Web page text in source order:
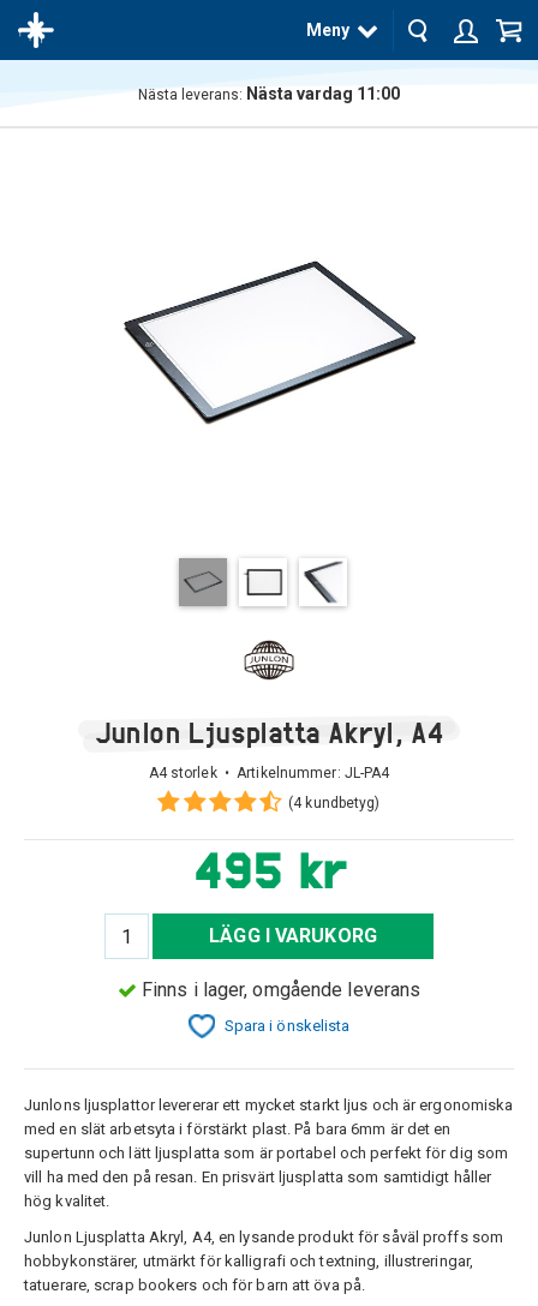
Meny
Nästa leverans: Nästa vardag 11:00
Junlon Ljusplatta Akryl, A4
A4 storlek • Artikelnummer: JL-PA4
(4 kundbetyg)
495 kr
LÄGG I VARUKORG
Finns i lager, omgående leverans
Spara i önskelista
Junlons ljusplattor levererar ett mycket starkt ljus och är ergonomiska
med en slät arbetsyta i förstärkt plast. På bara 6mm är det en
supertunn och lätt ljusplatta som är portabel och perfekt för dig som
vill ha med den på resan. En prisvärt ljusplatta som samtidigt håller
hög kvalitet.
Junlon Ljusplatta Akryl, A4, en lysande produkt för såväl proffs som
hobbykonstärer, utmärkt för kalligrafi och textning, illustreringar,
tatuerare, scrap bookers och för barn att öva på.